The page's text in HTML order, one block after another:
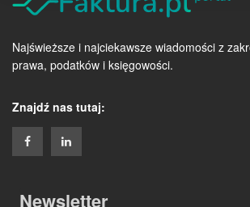
Najświeższe i najciekawsze wiadomości z
prawa, podatków i księgowości.
Znajdź nas tutaj:
Newsletter